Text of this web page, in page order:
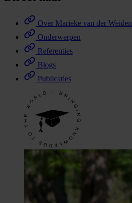
Over Marieke van der Weiden
Onderwerpen
Referenties
Blogs
Publicaties